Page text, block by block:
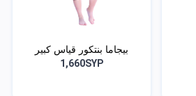
بيجاما بنتكور قياس كبير
1,660SYP